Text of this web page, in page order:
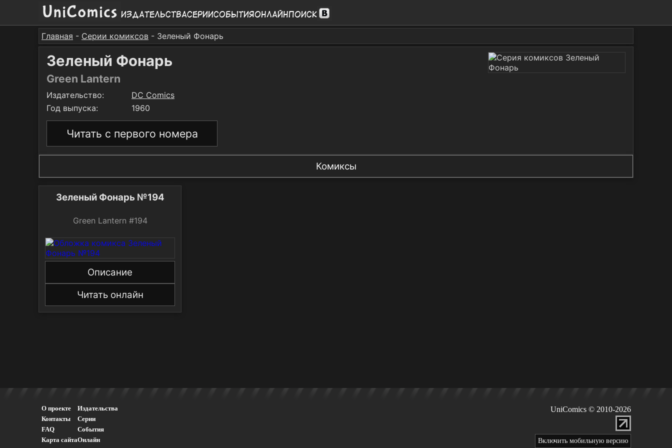
ИздательстваСерииСобытияОнлайнПоиск
Главная - Серии комиксов - Зеленый Фонарь
Зеленый Фонарь
Green Lantern
Издательство:
DC Comics
Год выпуска:
1960
Читать с первого номера
Комиксы
Зеленый Фонарь №194
Green Lantern #194
Описание
Читать онлайн
О проекте
Контакты
FAQ
Карта сайта
Издательства
Серии
События
Онлайн
UniComics © 2010-2026
Включить мобильную версию